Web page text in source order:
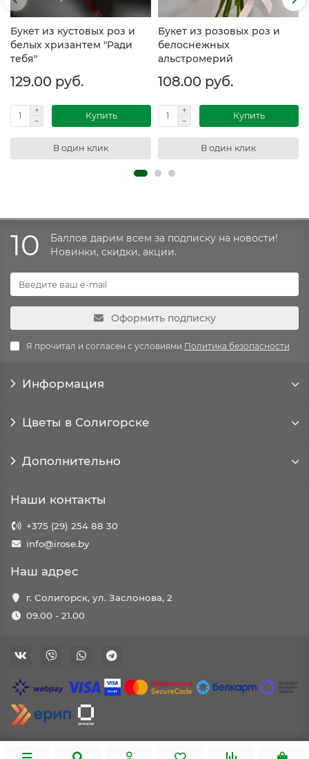
Букет из кустовых роз и
белых хризантем "Ради
тебя"
129.00 руб.
Купить
В один клик
Букет из розовых роз и
белоснежных
альстромерий
108.00 руб.
Купить
В один клик
10
Баллов дарим всем за подписку на новости!
Новинки, скидки, акции.
Оформить подписку
Я прочитал и согласен с условиями Политика безопасности
Информация
Цветы в Солигорске
Дополнительно
Наши контакты
+375 (29) 254 88 30
info@irose.by
Наш адрес
г. Солигорск, ул. Заслонова, 2
09.00 - 21.00